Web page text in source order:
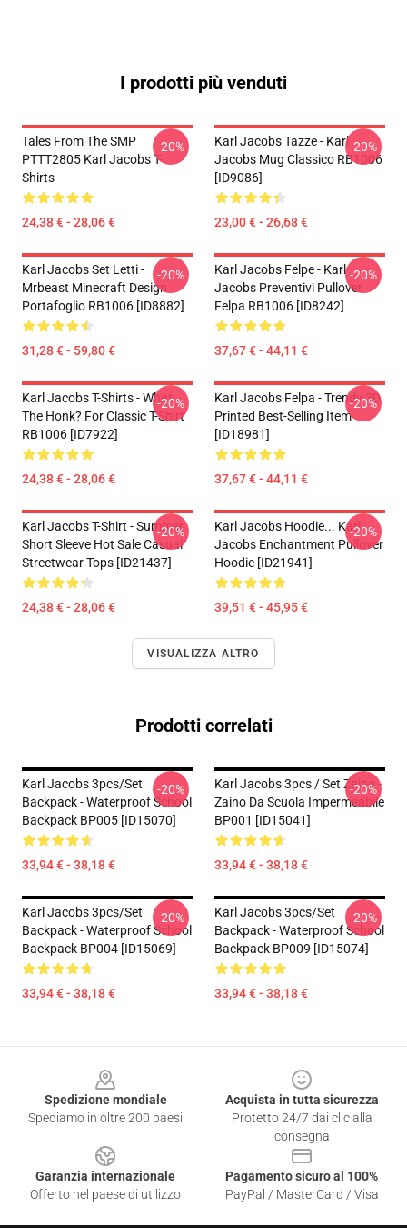
I prodotti più venduti
Tales From The SMP
PTTT2805 Karl Jacobs T-
Shirts
24,38 € - 28,06 €
-20%
Karl Jacobs Tazze - Karl
Jacobs Mug Classico RB1006
[ID9086]
23,00 € - 26,68 €
-20%
Karl Jacobs Set Letti -
Mrbeast Minecraft Design
Portafoglio RB1006 [ID8882]
31,28 € - 59,80 €
-20%
Karl Jacobs Felpe - Karl
Jacobs Preventivi Pullover
Felpa RB1006 [ID8242]
37,67 € - 44,11 €
-20%
Karl Jacobs T-Shirts - What
The Honk? For Classic T-Shirt
RB1006 [ID7922]
24,38 € - 28,06 €
-20%
Karl Jacobs Felpa - Trendy 3D
Printed Best-Selling Item
[ID18981]
37,67 € - 44,11 €
-20%
Karl Jacobs T-Shirt - Summer
Short Sleeve Hot Sale Casual
Streetwear Tops [ID21437]
24,38 € - 28,06 €
-20%
Karl Jacobs Hoodie... Karl
Jacobs Enchantment Pullover
Hoodie [ID21941]
39,51 € - 45,95 €
-20%
VISUALIZZA ALTRO
Prodotti correlati
Karl Jacobs 3pcs/set
Backpack - Waterproof School
Backpack BP005 [ID15070]
33,94 € - 38,18 €
-20%
Karl Jacobs 3pcs / Set Zaino -
Zaino Da Scuola Impermeabile
BP001 [ID15041]
33,94 € - 38,18 €
-20%
Karl Jacobs 3pcs/set
Backpack - Waterproof School
Backpack BP004 [ID15069]
33,94 € - 38,18 €
-20%
Karl Jacobs 3pcs/set
Backpack - Waterproof School
Backpack BP009 [ID15074]
33,94 € - 38,18 €
-20%
Spedizione mondiale
Spediamo in oltre 200 paesi
Acquista in tutta sicurezza
Protetto 24/7 dai clic alla
consegna
Garanzia internazionale
Offerto nel paese di utilizzo
Pagamento sicuro al 100%
PayPal / MasterCard / Visa